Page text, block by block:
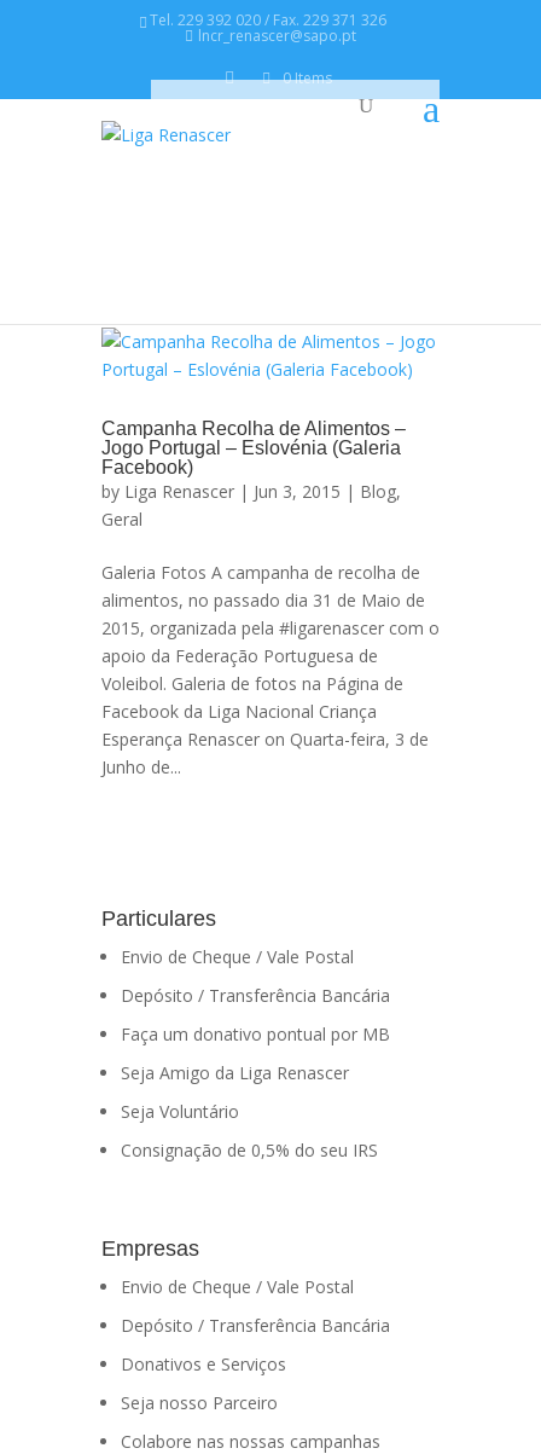
Tel. 229 392 020 / Fax. 229 371 326
lncr_renascer@sapo.pt
0 Items
Campanha Recolha de Alimentos –
Jogo Portugal – Eslovénia (Galeria
Facebook)
by Liga Renascer | Jun 3, 2015 | Blog,
Geral
Galeria Fotos A campanha de recolha de
alimentos, no passado dia 31 de Maio de
2015, organizada pela #ligarenascer com o
apoio da Federação Portuguesa de
Voleibol. Galeria de fotos na Página de
Facebook da Liga Nacional Criança
Esperança Renascer on Quarta-feira, 3 de
Junho de...
Particulares
Envio de Cheque / Vale Postal
Depósito / Transferência Bancária
Faça um donativo pontual por MB
Seja Amigo da Liga Renascer
Seja Voluntário
Consignação de 0,5% do seu IRS
Empresas
Envio de Cheque / Vale Postal
Depósito / Transferência Bancária
Donativos e Serviços
Seja nosso Parceiro
Colabore nas nossas campanhas